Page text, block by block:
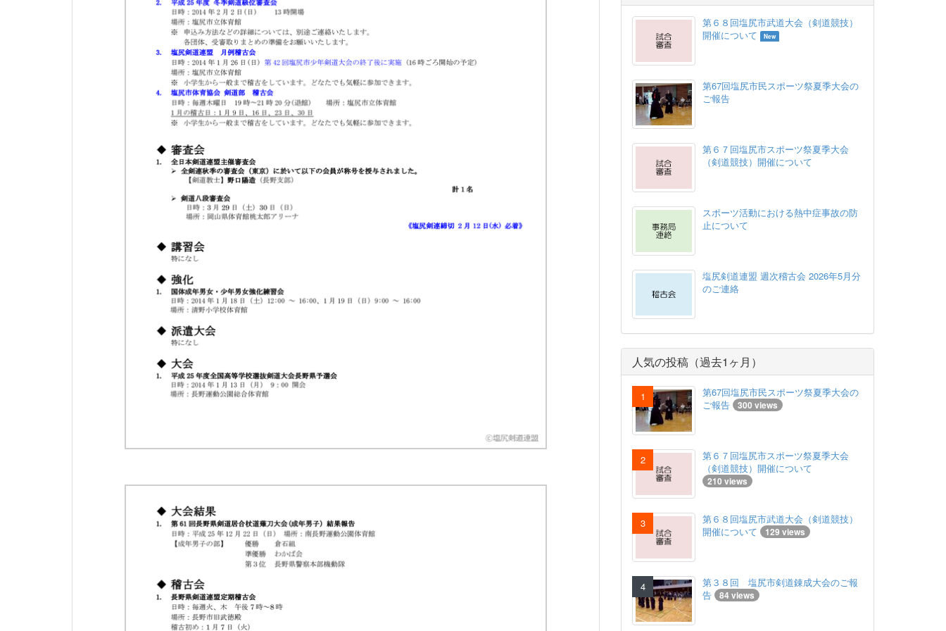
第６８回塩尻市武道大会（剣道競技）
開催について
New
第67回塩尻市民スポーツ祭夏季大会の
ご報告
第６７回塩尻市スポーツ祭夏季大会
（剣道競技）開催について
スポーツ活動における熱中症事故の防
止について
塩尻剣道連盟 週次稽古会 2026年5月分
のご連絡
人気の投稿（過去1ヶ月）
第67回塩尻市民スポーツ祭夏季大会の
ご報告
300 views
第６７回塩尻市スポーツ祭夏季大会
（剣道競技）開催について
210 views
第６８回塩尻市武道大会（剣道競技）
開催について
129 views
第３８回 塩尻市剣道錬成大会のご報
告
84 views